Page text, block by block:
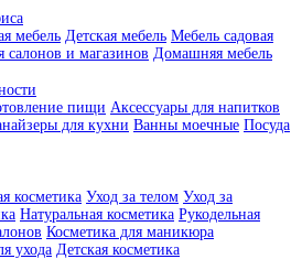
мебель Детская мебель Мебель садовая
салонов и магазинов Домашняя мебель
пищи Аксессуары для напитков
для кухни Ванны моечные Посуда
косметика Уход за телом Уход за
Натуральная косметика Рукодельная
Косметика для маникюра
ухода Детская косметика